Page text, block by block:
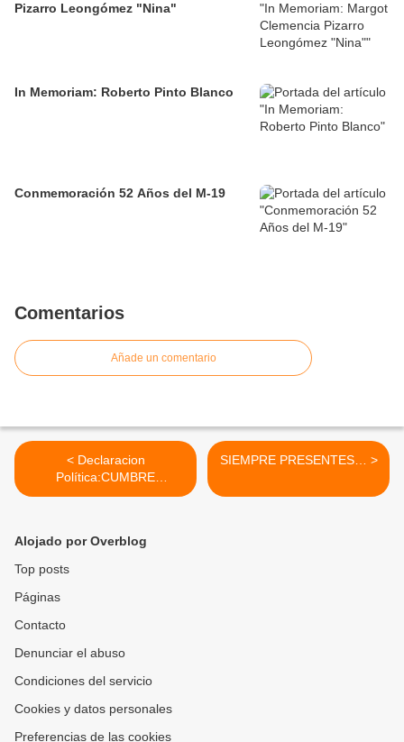
Pizarro Leongómez "Nina"
In Memoriam: Roberto Pinto Blanco
Conmemoración 52 Años del M-19
Comentarios
Añade un comentario
< Declaracion
Política:CUMBRE
AGRARIA, CAMPESINA,
SIEMPRE PRESENTES… >
Alojado por Overblog
Top posts
Páginas
Contacto
Denunciar el abuso
Condiciones del servicio
Cookies y datos personales
Preferencias de las cookies